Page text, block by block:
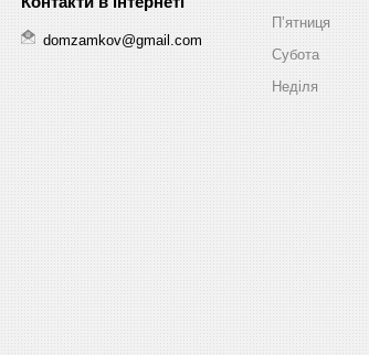
domzamkov@gmail.com
Пʼятниця
Субота
Неділя